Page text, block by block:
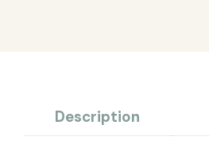
Description